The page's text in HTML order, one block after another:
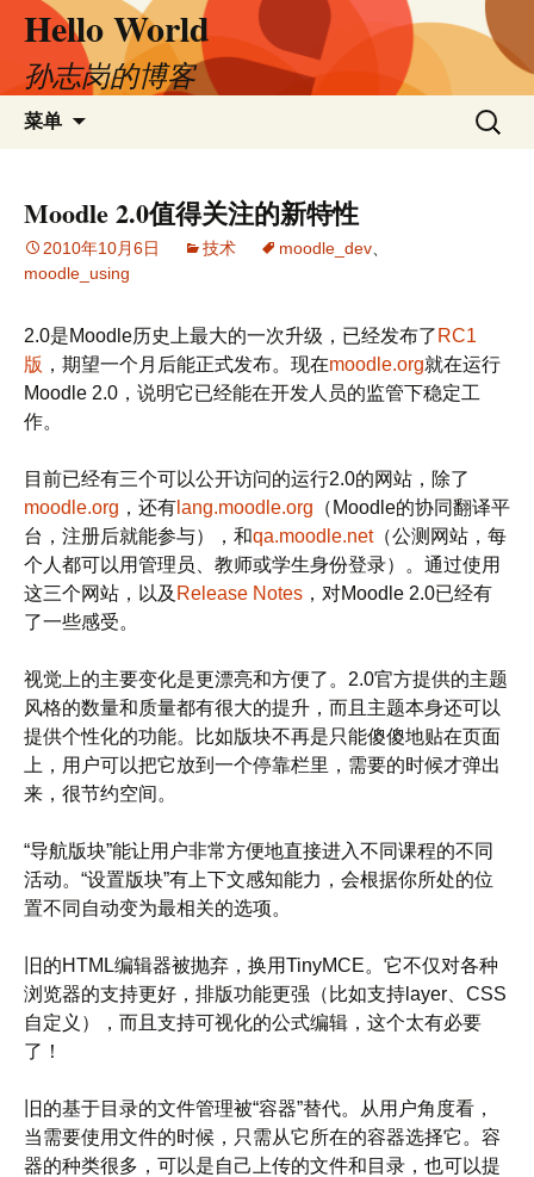
文
Hello World
孙志岗的博客
菜单
搜
索：
Moodle 2.0值得关注的新特性
2010年10月6日 技术 moodle_dev
moodle_using
2.0是Moodle历史上最大的一次升级，已经发布了 RC1
版 ，期望一个月后能正式发布。现在moodle.org就在运行
Moodle 2.0，说明它已经能在开发人员的监管下稳定工
作。
目前已经有三个可以公开访问的运行2.0的网站，除了
moodle.org ，还有 lang.moodle.org （Moodle的协同翻译平
台，注册后就能参与），和qa.moodle.net（公测网站，每
个人都可以用管理员、教师或学生身份登录）。通过使用
这三个网站，以及 Release Notes ，对Moodle 2.0已经有
了一些感受。
视觉上的主要变化是更漂亮和方便了。2.0官方提供的主题
风格的数量和质量都有很大的提升，而且主题本身还可以
提供个性化的功能。比如版块不再是只能傻傻地贴在页面
上，用户可以把它放到一个停靠栏里，需要的时候才弹出
来，很节约空间。
“导航版块”能让用户非常方便地直接进入不同课程的不同
活动。“设置版块”有上下文感知能力，会根据你所处的位
置不同自动变为最相关的选项。
旧的HTML编辑器被抛弃，换用TinyMCE。它不仅对各种
浏览器的支持更好，排版功能更强（比如支持layer、CSS
自定义），而且支持可视化的公式编辑，这个太有必要
了！
旧的基于目录的文件管理被“容器”替代。从用户角度看，
当需要使用文件的时候，只需从它所在的容器选择它。容
器的种类很多，可以是自己上传的文件和目录，也可以提